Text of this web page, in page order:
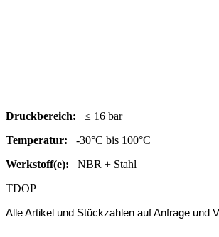
Druckbereich: ≤ 16 bar
Temperatur: -30°C bis 100°C
Werkstoff(e): NBR + Stahl
TDOP
Alle Artikel und Stückzahlen auf Anfrage und